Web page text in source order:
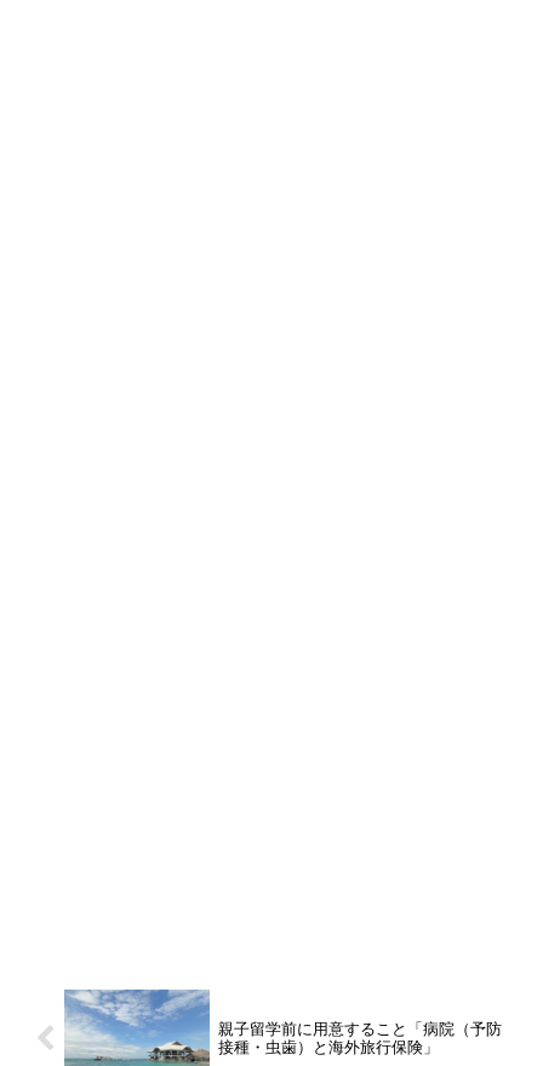
親子留学前に用意すること「病院（予防
接種・虫歯）と海外旅行保険」